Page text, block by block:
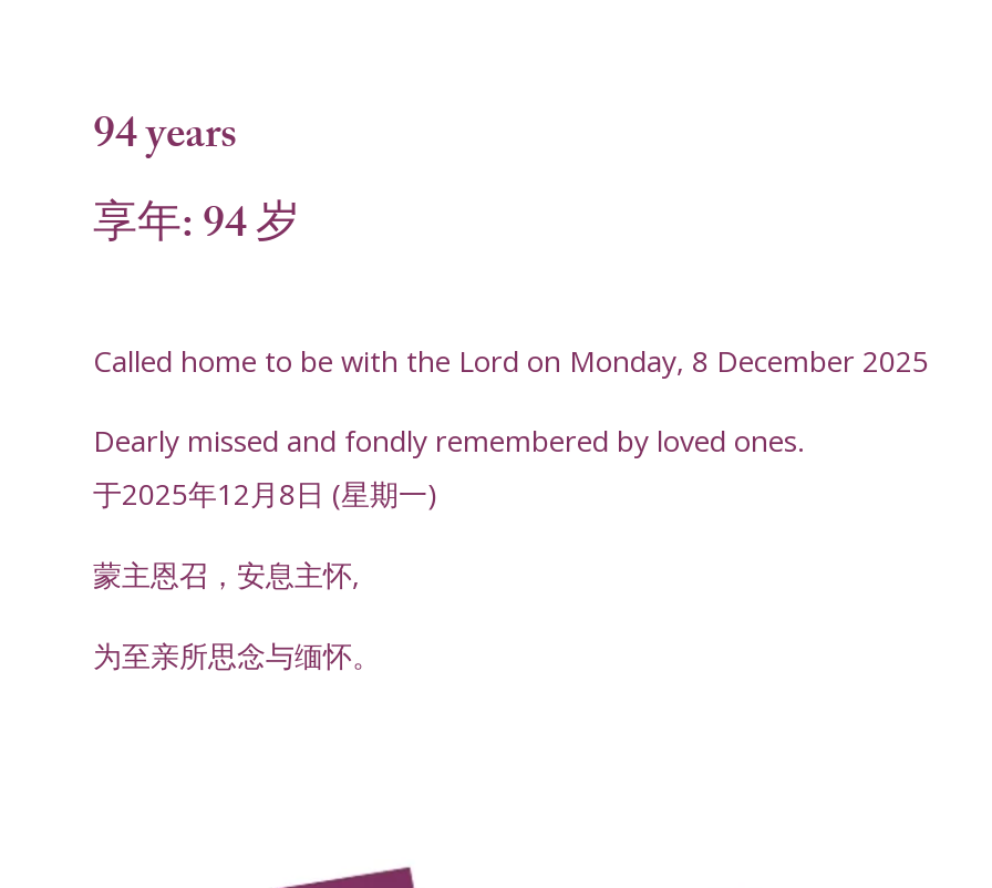
94 years
享年: 94 岁
Called home to be with the Lord on Monday, 8 December 2025
Dearly missed and fondly remembered by loved ones.
于2025年12月8日 (星期一)
蒙主恩召，安息主怀,
为至亲所思念与缅怀。